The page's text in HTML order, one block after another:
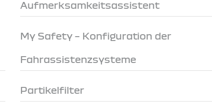
Aufmerksamkeitsassistent
My Safety – Konfiguration der
Fahrassistenzsysteme
Partikelfilter